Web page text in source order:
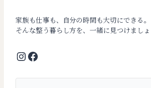
家族も仕事も、自分の時間も大切にできる。
そんな整う暮らし方を、一緒に見つけましょ
InstagramFacebook